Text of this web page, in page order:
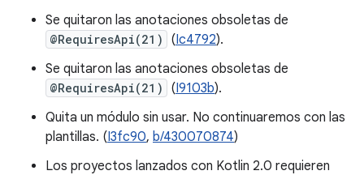
Se quitaron las anotaciones obsoletas de
@RequiresApi(21) (Ic4792).
Se quitaron las anotaciones obsoletas de
@RequiresApi(21) (I9103b).
Quita un módulo sin usar. No continuaremos con las
plantillas. (I3fc90, b/430070874)
Los proyectos lanzados con Kotlin 2.0 requieren